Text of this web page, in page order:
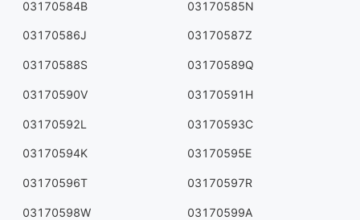
03170584B 03170585N
03170586J 03170587Z
03170588S 03170589Q
03170590V 03170591H
03170592L 03170593C
03170594K 03170595E
03170596T 03170597R
03170598W 03170599A